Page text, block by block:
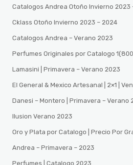
Catalogos Andrea Otoño Invierno 2023
Cklass Otoño Invierno 2023 – 2024
Catalogos Andrea – Verano 2023
Perfumes Originales por Catalogo
Lamasini | Primavera – Verano 2023
El General & Mexico Artesanal | 2×1 |
Danesi – Montero | Primavera – Verano
Ilusion Verano 2023
Oro y Plata por Catalogo | Precio Por
Andrea – Primavera – 2023
Perfumes | Catalogo 2023